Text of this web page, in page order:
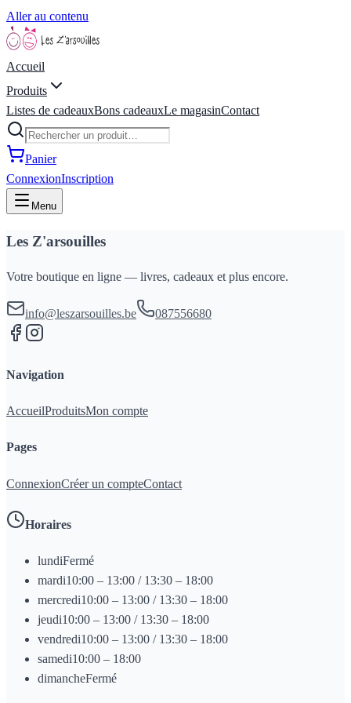
Aller au contenu
Accueil
Produits
Listes de cadeauxBons cadeauxLe magasinContact
Panier
ConnexionInscription
Menu
Les Z'arsouilles
Votre boutique en ligne — livres, cadeaux et plus encore.
info@leszarsouilles.be 087556680
Navigation
AccueilProduitsMon compte
Pages
ConnexionCréer un compteContact
Horaires
lundiFermé
mardi10:00 – 13:00 / 13:30 – 18:00
mercredi10:00 – 13:00 / 13:30 – 18:00
jeudi10:00 – 13:00 / 13:30 – 18:00
vendredi10:00 – 13:00 / 13:30 – 18:00
samedi10:00 – 18:00
dimancheFermé